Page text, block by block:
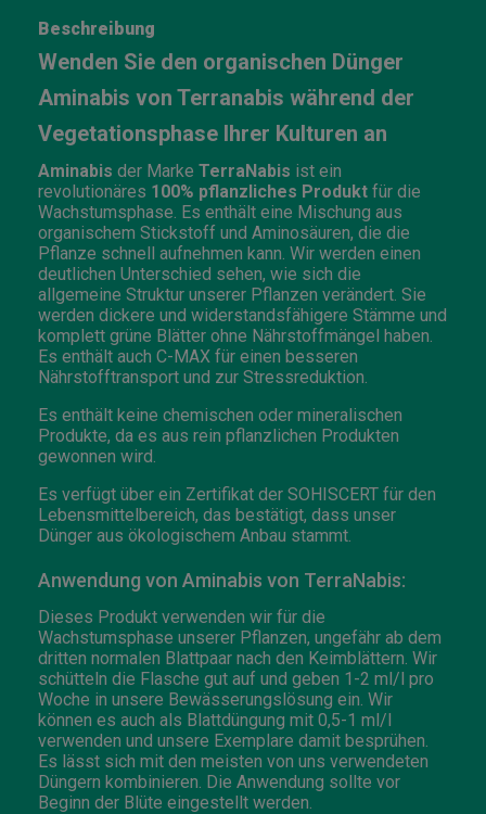
Beschreibung
Wenden Sie den organischen Dünger
Aminabis von Terranabis während der
Vegetationsphase Ihrer Kulturen an
Aminabis der Marke TerraNabis ist ein
revolutionäres 100% pflanzliches Produkt für die
Wachstumsphase. Es enthält eine Mischung aus
organischem Stickstoff und Aminosäuren, die die
Pflanze schnell aufnehmen kann. Wir werden einen
deutlichen Unterschied sehen, wie sich die
allgemeine Struktur unserer Pflanzen verändert. Sie
werden dickere und widerstandsfähigere Stämme und
komplett grüne Blätter ohne Nährstoffmängel haben.
Es enthält auch C-MAX für einen besseren
Nährstofftransport und zur Stressreduktion.
Es enthält keine chemischen oder mineralischen
Produkte, da es aus rein pflanzlichen Produkten
gewonnen wird.
Es verfügt über ein Zertifikat der SOHISCERT für den
Lebensmittelbereich, das bestätigt, dass unser
Dünger aus ökologischem Anbau stammt.
Anwendung von Aminabis von TerraNabis:
Dieses Produkt verwenden wir für die
Wachstumsphase unserer Pflanzen, ungefähr ab dem
dritten normalen Blattpaar nach den Keimblättern. Wir
schütteln die Flasche gut auf und geben 1-2 ml/l pro
Woche in unsere Bewässerungslösung ein. Wir
können es auch als Blattdüngung mit 0,5-1 ml/l
verwenden und unsere Exemplare damit besprühen.
Es lässt sich mit den meisten von uns verwendeten
Düngern kombinieren. Die Anwendung sollte vor
Beginn der Blüte eingestellt werden.